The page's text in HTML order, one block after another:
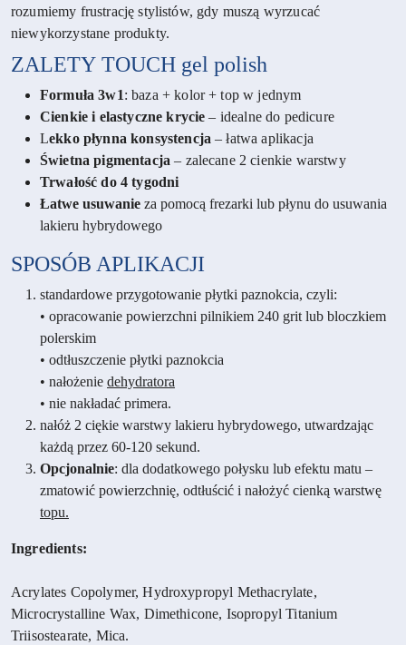
rozumiemy frustrację stylistów, gdy muszą wyrzucać
niewykorzystane produkty.
ZALETY TOUCH gel polish
Formuła 3w1: baza + kolor + top w jednym
Cienkie i elastyczne krycie – idealne do pedicure
Lekko płynna konsystencja – łatwa aplikacja
Świetna pigmentacja – zalecane 2 cienkie warstwy
Trwałość do 4 tygodni
Łatwe usuwanie za pomocą frezarki lub płynu do usuwania
lakieru hybrydowego
SPOSÓB APLIKACJI
standardowe przygotowanie płytki paznokcia, czyli:
• opracowanie powierzchni pilnikiem 240 grit lub bloczkiem
polerskim
• odtłuszczenie płytki paznokcia
• nałożenie dehydratora
• nie nakładać primera.
nałóż 2 ciękie warstwy lakieru hybrydowego, utwardzając
każdą przez 60-120 sekund.
Opcjonalnie: dla dodatkowego połysku lub efektu matu –
zmatowić powierzchnię, odtłuścić i nałożyć cienką warstwę
topu.
Ingredients:
Acrylates Copolymer, Hydroxypropyl Methacrylate,
Microcrystalline Wax, Dimethicone, Isopropyl Titanium
Triisostearate, Mica.